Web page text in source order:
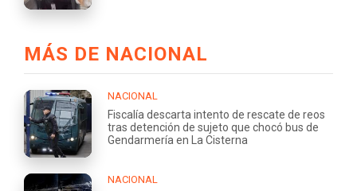
MÁS DE NACIONAL
NACIONAL
Fiscalía descarta intento de rescate de reos
tras detención de sujeto que chocó bus de
Gendarmería en La Cisterna
NACIONAL